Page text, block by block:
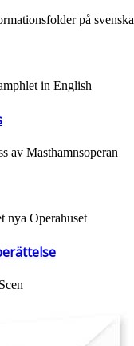
på svenska
in English
av Masthamnsoperan
nya Operahuset